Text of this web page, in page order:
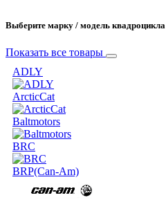
Выберите марку / модель квадроцикла
Показать все товары
ADLY
ArcticCat
Baltmotors
BRC
BRP(Can-Am)